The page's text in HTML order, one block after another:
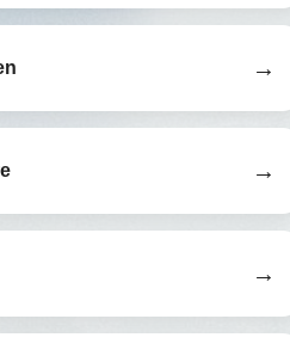
→
→
→